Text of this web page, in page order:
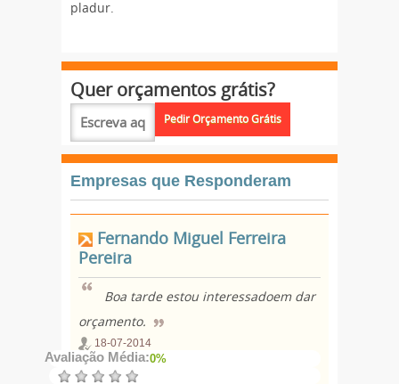
pladur.
Quer orçamentos grátis?
Empresas que Responderam
Fernando Miguel Ferreira
Pereira
Boa tarde estou interessadoem dar
orçamento.
18-07-2014
Avaliação Média:0%